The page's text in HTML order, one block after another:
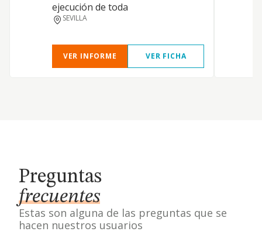
ejecución de toda
SEVILLA
VER INFORME VER FICHA
Preguntas
frecuentes
Estas son alguna de las preguntas que se
hacen nuestros usuarios